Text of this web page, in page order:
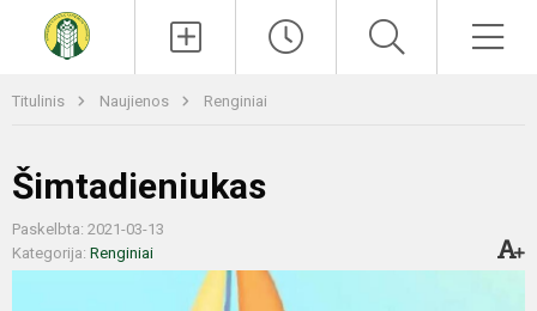
Titulinis Naujienos Renginiai
Šimtadieniukas
Paskelbta: 2021-03-13
Kategorija: Renginiai